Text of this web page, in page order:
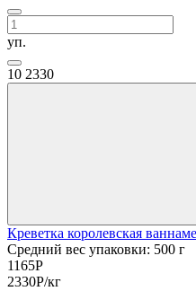
уп.
10 2330
Креветка королевская
Средний вес упаковки: 500 г
1165Р
2330Р/кг